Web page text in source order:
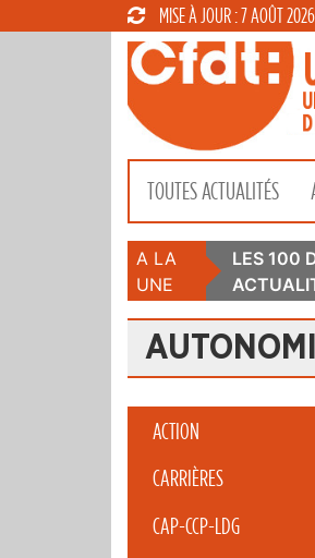
MISE À JOUR : 7 AOÛT 2026
TOUTES ACTUALITÉS
A LA
UNE
LES 100
ACTION
CARRIÈRES
CAP-CCP-LDG